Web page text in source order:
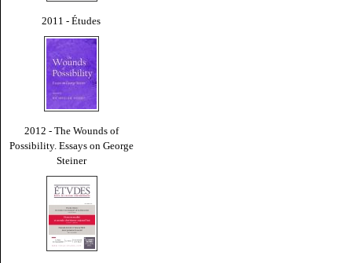
2011 - Études
2012 - The Wounds of
Possibility. Essays on George
Steiner